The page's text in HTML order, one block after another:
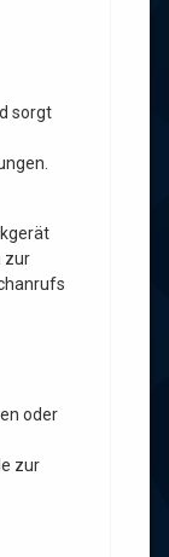
sorgt
zur
oder
zur